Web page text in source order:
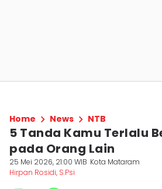
Home News NTB
5 Tanda Kamu Terlalu
pada Orang Lain
25 Mei 2026, 21:00 WIB Kota Mataram
Hirpan Rosidi, S.Psi